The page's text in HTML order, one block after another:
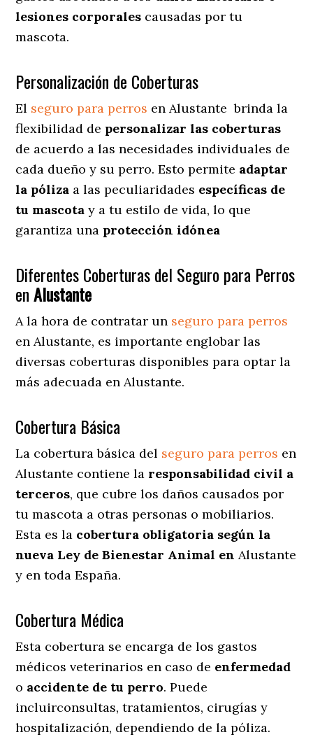
lesiones corporales causadas por tu
mascota.
Personalización de Coberturas
El seguro para perros en Alustante brinda la
flexibilidad de personalizar las coberturas
de acuerdo a las necesidades individuales de
cada dueño y su perro. Esto permite adaptar
la póliza a las peculiaridades específicas de
tu mascota y a tu estilo de vida, lo que
garantiza una protección idónea
Diferentes Coberturas del Seguro para Perros
en Alustante
A la hora de contratar un seguro para perros
en Alustante, es importante englobar las
diversas coberturas disponibles para optar la
más adecuada en Alustante.
Cobertura Básica
La cobertura básica del seguro para perros en
Alustante contiene la responsabilidad civil a
terceros, que cubre los daños causados por
tu mascota a otras personas o mobiliarios.
Esta es la cobertura obligatoria según la
nueva Ley de Bienestar Animal en Alustante
y en toda España.
Cobertura Médica
Esta cobertura se encarga de los gastos
médicos veterinarios en caso de enfermedad
o accidente de tu perro. Puede
incluirconsultas, tratamientos, cirugías y
hospitalización, dependiendo de la póliza.